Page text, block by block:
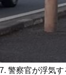
警察官が浮気